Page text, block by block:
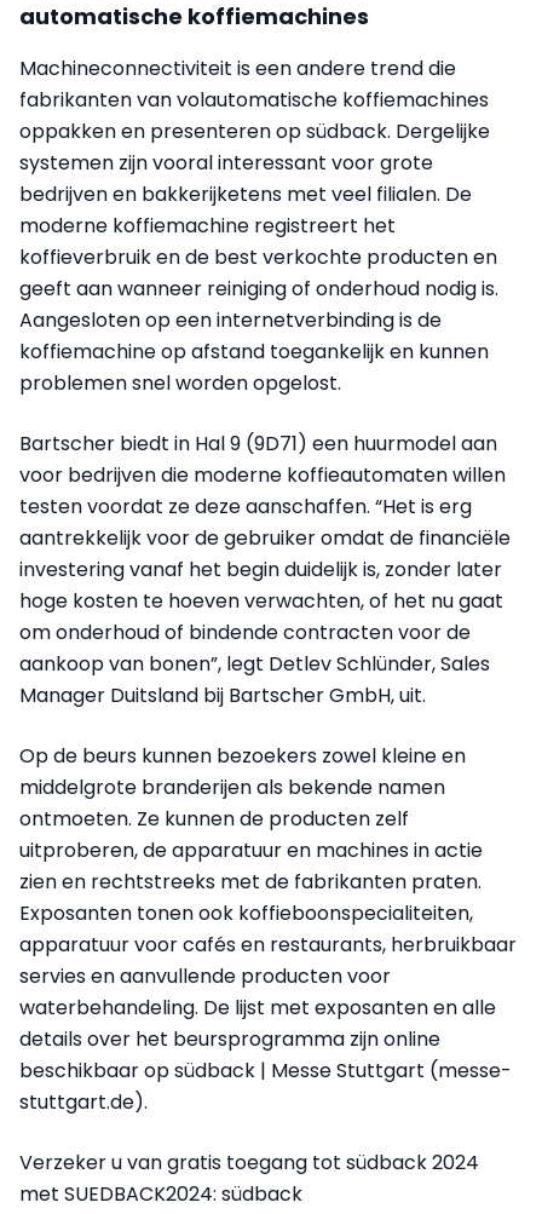
automatische koffiemachines
Machineconnectiviteit is een andere trend die
fabrikanten van volautomatische koffiemachines
oppakken en presenteren op südback. Dergelijke
systemen zijn vooral interessant voor grote
bedrijven en bakkerijketens met veel filialen. De
moderne koffiemachine registreert het
koffieverbruik en de best verkochte producten en
geeft aan wanneer reiniging of onderhoud nodig is.
Aangesloten op een internetverbinding is de
koffiemachine op afstand toegankelijk en kunnen
problemen snel worden opgelost.
Bartscher biedt in Hal 9 (9D71) een huurmodel aan
voor bedrijven die moderne koffieautomaten willen
testen voordat ze deze aanschaffen. “Het is erg
aantrekkelijk voor de gebruiker omdat de financiële
investering vanaf het begin duidelijk is, zonder later
hoge kosten te hoeven verwachten, of het nu gaat
om onderhoud of bindende contracten voor de
aankoop van bonen”, legt Detlev Schlünder, Sales
Manager Duitsland bij Bartscher GmbH, uit.
Op de beurs kunnen bezoekers zowel kleine en
middelgrote branderijen als bekende namen
ontmoeten. Ze kunnen de producten zelf
uitproberen, de apparatuur en machines in actie
zien en rechtstreeks met de fabrikanten praten.
Exposanten tonen ook koffieboonspecialiteiten,
apparatuur voor cafés en restaurants, herbruikbaar
servies en aanvullende producten voor
waterbehandeling. De lijst met exposanten en alle
details over het beursprogramma zijn online
beschikbaar op südback | Messe Stuttgart (messe-
stuttgart.de).
Verzeker u van gratis toegang tot südback 2024
met SUEDBACK2024: südback